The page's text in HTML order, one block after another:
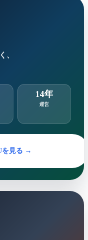
、
14年
運営
を見る →